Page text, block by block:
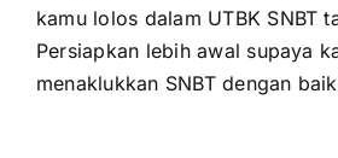
kamu lolos dalam UTBK SNBT
Persiapkan lebih awal supaya
menaklukkan SNBT dengan